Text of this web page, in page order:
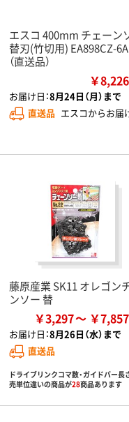
エスコ 400mm チェーン
替刃(竹切用) EA898CZ-
（直送品）
￥8,226
お届け日：8月24日（月）まで
直送品 エスコからお届
藤原産業 SK11 オレゴン
ンソー 替
￥3,297 ￥7,857
お届け日：8月26日（水）まで
直送品
ドライブリンクコマ数・ガイドバー長
売単位違いの商品が28商品あります